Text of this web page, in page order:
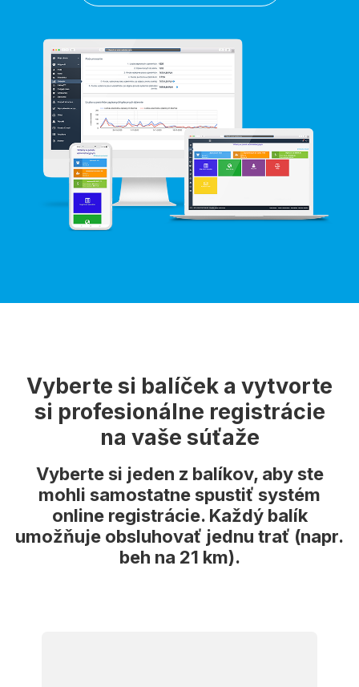
Vyberte si balíček a vytvorte
si profesionálne registrácie
na vaše súťaže
Vyberte si jeden z balíkov, aby ste
mohli samostatne spustiť systém
online registrácie. Každý balík
umožňuje obsluhovať jednu trať (napr.
beh na 21 km).